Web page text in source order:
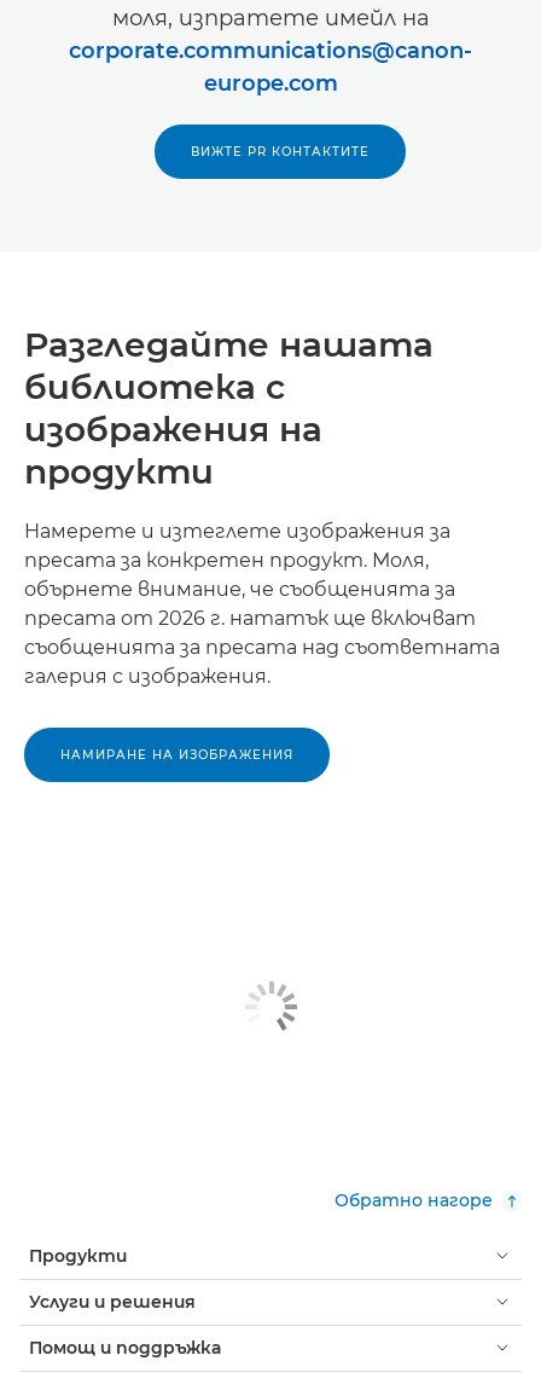
моля, изпратете имейл на
corporate.communications@canon-
europe.com
ВИЖТЕ PR КОНТАКТИТЕ
Разгледайте нашата
библиотека с
изображения на
продукти
Намерете и изтеглете изображения за
пресата за конкретен продукт. Моля,
обърнете внимание, че съобщенията за
пресата от 2026 г. нататък ще включват
съобщенията за пресата над съответната
галерия с изображения.
НАМИРАНЕ НА ИЗОБРАЖЕНИЯ
Обратно нагоре
Продукти
Услуги и решения
Помощ и поддръжка